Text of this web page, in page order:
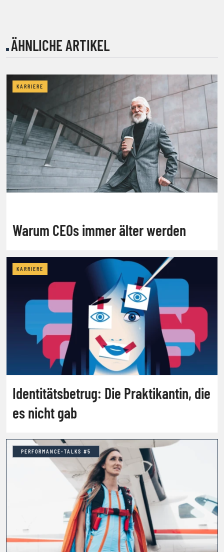
ÄHNLICHE ARTIKEL
KARRIERE
Warum CEOs immer älter werden
KARRIERE
Identitätsbetrug: Die Praktikantin, die
es nicht gab
PERFORMANCE-TALKS #5